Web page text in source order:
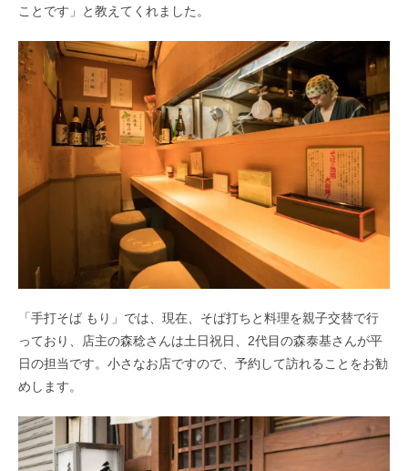
ことです」と教えてくれました。
「手打そば もり」では、現在、そば打ちと料理を親子交替で行
っており、店主の森稔さんは土日祝日、2代目の森泰基さんが平
日の担当です。小さなお店ですので、予約して訪れることをお勧
めします。